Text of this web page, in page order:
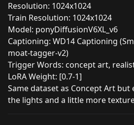
Resolution: 1024x1024
Train Resolution: 1024x1024
Model: ponyDiffusionV6XL_v6
Captioning: WD14 Captioning
moat-tagger-v2)
Trigger Words: concept art,
LoRA Weight: [0.7-1]
Same dataset as Concept Art
the lights and a little more